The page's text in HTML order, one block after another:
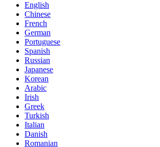
English
Chinese
French
German
Portuguese
Spanish
Russian
Japanese
Korean
Arabic
Irish
Greek
Turkish
Italian
Danish
Romanian